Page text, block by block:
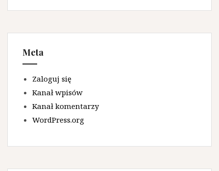
Meta
Zaloguj się
Kanał wpisów
Kanał komentarzy
WordPress.org